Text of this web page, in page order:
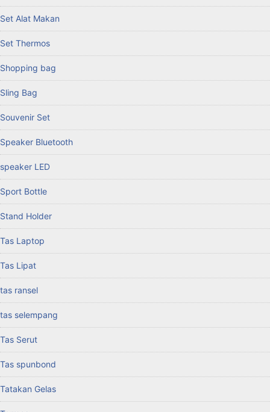
Set Alat Makan
Set Thermos
Shopping bag
Sling Bag
Souvenir Set
Speaker Bluetooth
speaker LED
Sport Bottle
Stand Holder
Tas Laptop
Tas Lipat
tas ransel
tas selempang
Tas Serut
Tas spunbond
Tatakan Gelas